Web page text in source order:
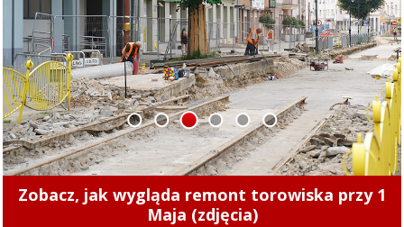
Zobacz, jak wygląda remont torowiska przy 1
Maja (zdjęcia)
1 2 3 4 5 6